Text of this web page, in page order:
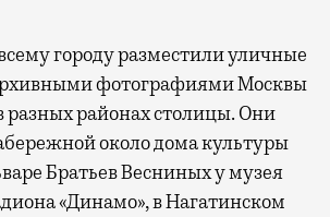
городу разместили уличные
фотографиями Москвы
разных районах столицы. Они
около дома культуры
Братьев Весниных у музея
«Динамо», в Нагатинском